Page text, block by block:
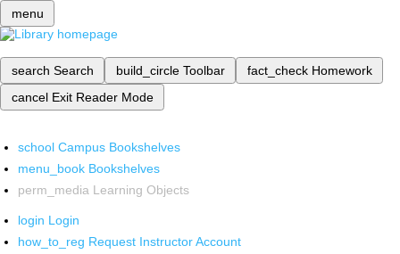
menu
search Search build_circle Toolbar fact_check Homework
cancel Exit Reader Mode
school Campus Bookshelves
menu_book Bookshelves
perm_media Learning Objects
login Login
how_to_reg Request Instructor Account